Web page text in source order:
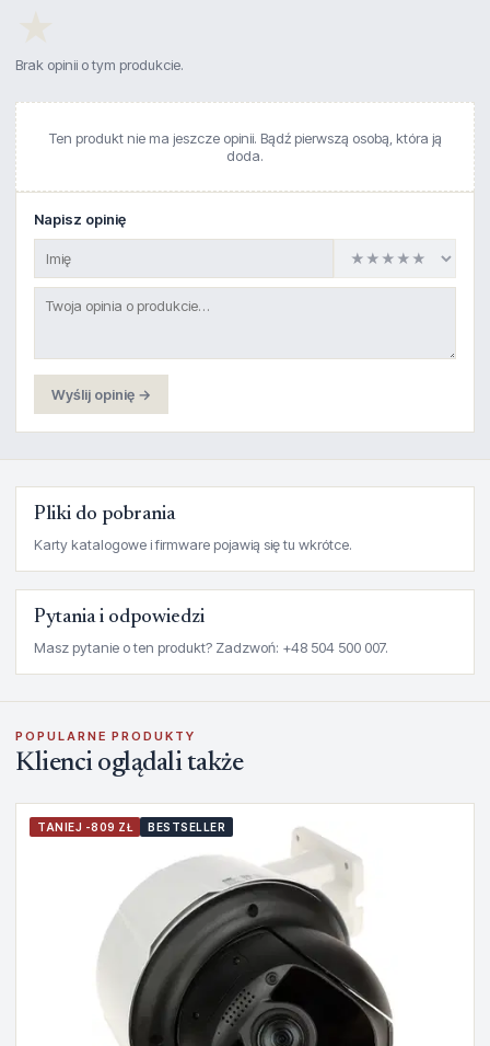
Brak opinii o tym produkcie.
Ten produkt nie ma jeszcze opinii. Bądź pierwszą osobą, która ją
doda.
Napisz opinię
Wyślij opinię →
Pliki do pobrania
Karty katalogowe i firmware pojawią się tu wkrótce.
Pytania i odpowiedzi
Masz pytanie o ten produkt? Zadzwoń: +48 504 500 007.
POPULARNE PRODUKTY
Klienci oglądali także
TANIEJ -809 ZŁ BESTSELLER